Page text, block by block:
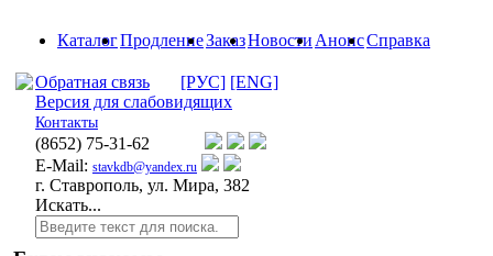
КаталогПродлениеЗаказНовости АнонсСправка
Обратная связь [РУС] [ENG]
Версия для слабовидящих
Контакты
(8652) 75-31-62
E-Mail: stavkdb@yandex.ru
г. Ставрополь, ул. Мира, 382
Искать...